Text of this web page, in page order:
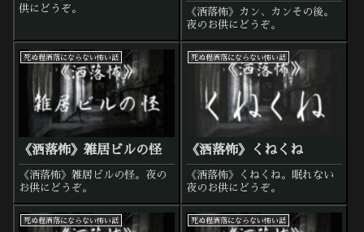
供にどうぞ。
《洒落怖》カン、カンその後。
夜のお供にどうぞ。
死ぬ程洒落にならない怖い話
《洒落怖》雑居ビルの怪
《洒落怖》雑居ビルの怪。夜の
お供にどうぞ。
死ぬ程洒落にならない怖い話
《洒落怖》くねくね
《洒落怖》くねくね。眠れない
夜のお供にどうぞ。
死ぬ程洒落にならない怖い話 死ぬ程洒落にならない怖い話